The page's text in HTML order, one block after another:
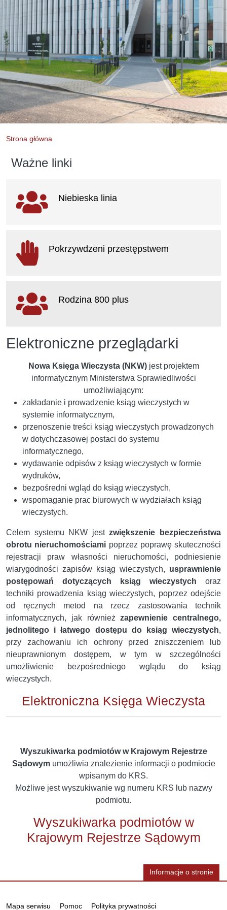
Strona główna
Elektroniczne przeglądarki
Nowa Księga Wieczysta (NKW)jest projektem
informatycznym Ministerstwa Sprawiedliwości
umożliwiającym:
zakładanie i prowadzenie ksiąg wieczystych w
systemie informatycznym,
przenoszenie treści ksiąg wieczystych prowadzonych
w dotychczasowej postaci do systemu
informatycznego,
wydawanie odpisów z ksiąg wieczystych w formie
wydruków,
bezpośredni wgląd do ksiąg wieczystych,
wspomaganie prac biurowych w wydziałach ksiąg
wieczystych.
Celem systemu NKW jestzwiększenie bezpieczeństwa
obrotu nieruchomościami poprzez poprawę skuteczności
rejestracji praw własności nieruchomości, podniesienie
wiarygodności zapisów ksiąg wieczystych, usprawnienie
postępowań dotyczących ksiąg wieczystych oraz
techniki prowadzenia ksiąg wieczystych, poprzez odejście
od ręcznych metod na rzecz zastosowania technik
informatycznych, jak równieżzapewnienie centralnego,
jednolitego i łatwego dostępu do ksiąg wieczystych,
przy zachowaniu ich ochrony przed zniszczeniem lub
nieuprawnionym dostępem, w tym w szczególności
umożliwienie bezpośredniego wglądu do ksiąg
wieczystych.
Elektroniczna Księga Wieczysta
Wyszukiwarka podmiotów w Krajowym Rejestrze
Sądowym umożliwia znalezienie informacji o podmiocie
wpisanym do KRS.
Możliwe jest wyszukiwanie wg numeru KRS lub nazwy
podmiotu.
Wyszukiwarka podmiotów w
Krajowym Rejestrze Sądowym
Ważne linki
Ważne
linki
Niebieska linia
nowym
Pokrzywdzeni przestępstwem
nowym
Rodzina 800 plus
się
w
nowym
Informacje o stronie
Mapa serwisu Pomoc Polityka prywatności